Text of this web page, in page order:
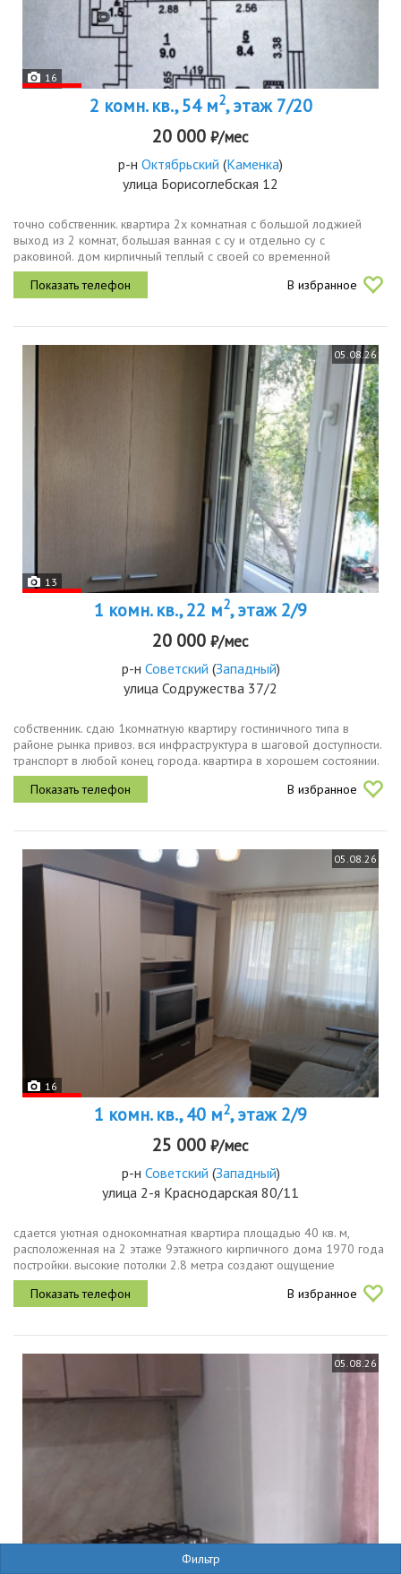
Фильтр
16
2 комн. кв., 54 м2, этаж 7/20
20 000 ₽/мес
р-н Октябрьский (Каменка)
улица Борисоглебская 12
точно собственник. квартира 2х комнатная с большой лоджией
выход из 2 комнат, большая ванная с су и отдельно су с
раковиной. дом кирпичный теплый с своей со временной
котельной. рядом школа, 2 детских сада, остановка, поликлиники,
для детей...
В избранное
05.08.26
13
1 комн. кв., 22 м2, этаж 2/9
20 000 ₽/мес
р-н Советский (Западный)
улица Содружества 37/2
собственник. сдаю 1комнатную квартиру гостиничного типа в
районе рынка привоз. вся инфраструктура в шаговой доступности.
транспорт в любой конец города. квартира в хорошем состоянии.
есть вся необходимая мебель. техника холодильник,
стир.машина,...
В избранное
05.08.26
16
1 комн. кв., 40 м2, этаж 2/9
25 000 ₽/мес
р-н Советский (Западный)
улица 2-я Краснодарская 80/11
сдается уютная однокомнатная квартира площадью 40 кв. м,
расположенная на 2 этаже 9этажного кирпичного дома 1970 года
постройки. высокие потолки 2.8 метра создают ощущение
простора. окна квартиры выходят во двор, что обеспечивает
тишину и...
В избранное
05.08.26